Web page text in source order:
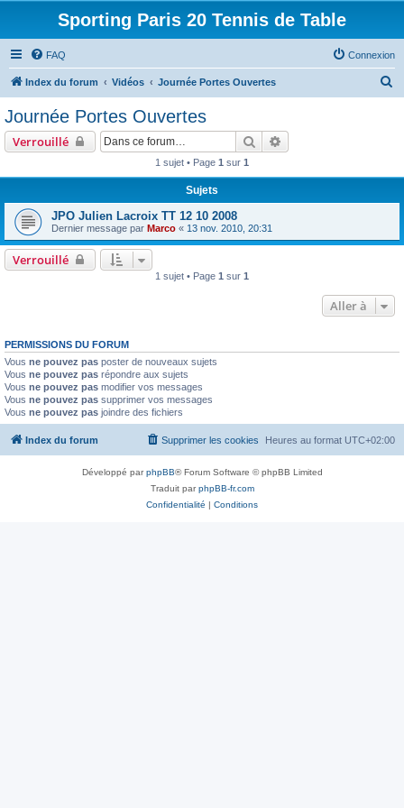
Sporting Paris 20 Tennis de Table
FAQ Connexion
Index du forum Vidéos Journée Portes Ouvertes
Journée Portes Ouvertes
Verrouillé Rechercher
1 sujet • Page 1 sur 1
Sujets
JPO Julien Lacroix TT 12 10 2008
Dernier message par Marco « 13 nov. 2010, 20:31
Verrouillé
1 sujet • Page 1 sur 1
Aller à
PERMISSIONS DU FORUM
Vous ne pouvez pas poster de nouveaux sujets
Vous ne pouvez pas répondre aux sujets
Vous ne pouvez pas modifier vos messages
Vous ne pouvez pas supprimer vos messages
Vous ne pouvez pas joindre des fichiers
Index du forum Heures au format UTC+02:00
Supprimer les cookies
Développé parphpBB® Forum Software © phpBB Limited
Traduit parphpBB-fr.com
Confidentialité | Conditions